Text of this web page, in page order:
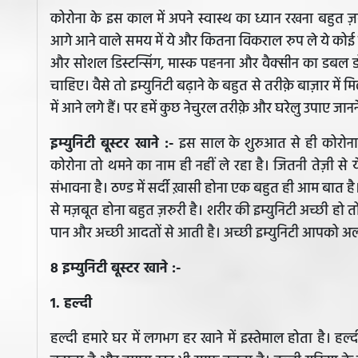
कोरोना के इस काल में अपने स्वास्थ का ध्यान रखना बहुत
आगे आने वाले समय में ये और कितना विकराल रुप ले ये कोई
और सोशल डिस्टन्सिंग, मास्क पहनना और वैक्सीन का डबल
चाहिए। वैसे तो इम्युनिटी बढ़ाने के बहुत से तरीक़े बाज़ार में
में आने लगे हैं। पर हमें कुछ नेचुरल तरीक़े और घरेलु उपाए जानने
इम्युनिटी बूस्टर खाने :-इस साल के शुरुआत से ही
कोरोना तो थमने का नाम ही नहीं ले रहा है। जितनी
संभावना है। ठण्ड में सर्दी ख़ासी होना एक बहुत ही आम
से मज़बूत होना बहुत ज़रुरी है। शरीर की इम्युनिटी अच्छी हो
पान और अच्छी आदतों से आती है। अच्छी इम्युनिटी आपको
8 इम्युनिटी बूस्टर खाने :-
1. हल्दी
हल्दी हमारे घर में लगभग हर खाने में इस्तेमाल होता है।